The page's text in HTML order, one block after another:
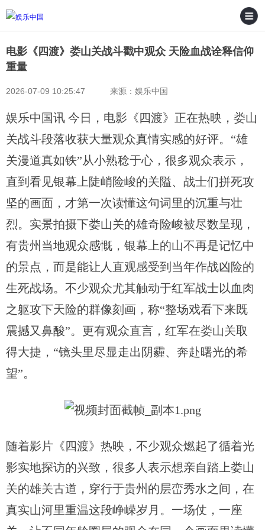
电影《四渡》娄山关战斗戳中观众 天险血战诠释信仰
重量
2026-07-09 10:25:47 来源：娱乐中国
娱乐中国讯 今日，电影《四渡》正在热映，娄山
关战斗段落收获大量观众真情实感的好评。“雄
关漫道真如铁”从小熟稔于心，很多观众表示，
直到看见银幕上陡峭险峻的关隘、战士们拼死攻
坚的画面，才第一次读懂这句词里的沉重与壮
烈。实景拍摄下娄山关的雄奇险峻被尽数呈现，
有贵州当地观众感慨，银幕上的山不再是记忆中
的景点，而是能让人直观感受到当年作战凶险的
生死战场。不少观众尤其触动于红军战士以血肉
之躯攻下天险的群像刻画，称“整场戏看下来既
震撼又鼻酸”。更有观众直言，红军在娄山关取
得大捷，“镜头里尽显走出阴霾、奔赴曙光的希
望”。
随着影片《四渡》热映，不少观众燃起了循着光
影实地探访的兴致，很多人表示想亲自踏上娄山
关的雄关古道，穿行于贵州的层峦秀水之间，在
真实山河里重温这段峥嵘岁月。一场仗，一座